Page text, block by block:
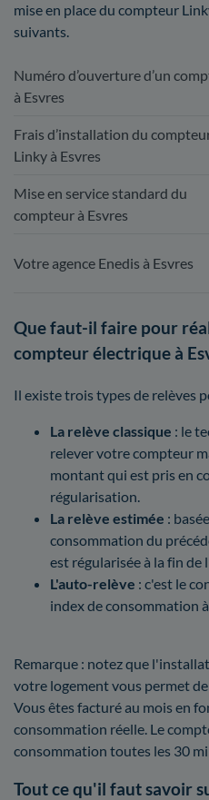
mise en place du compteur
suivants.
Numéro d’ouverture d’un
à Esvres
Frais d’installation du
Linky à Esvres
Mise en service standard du
compteur à Esvres
Votre agence Enedis à Esvres
Que faut-il faire pour
compteur électrique à
Il existe trois types de relèves
La relève classique : le
relever votre compteur
montant qui est pris en
régularisation.
La relève estimée :
consommation du
est régularisée à la fin de
L'auto-relève : c'est le
index de consommation à
Remarque : notez que
votre logement vous permet
Vous êtes facturé au mois en
consommation réelle. Le
consommation toutes les 30
Tout ce qu'il faut savoir